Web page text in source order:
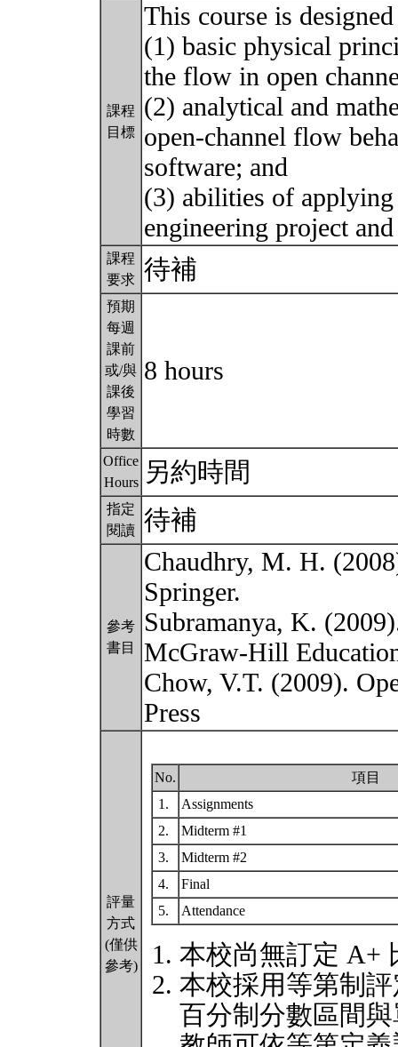
課程
目標
This course is
(1) basic physical
the flow in open
(2) analytical and
open-channel flow
software; and
(3) abilities of
engineering project
課程
要求 待補
預期
每週
課前
或/與
課後
學習
時數
8 hours
Office
Hours
另約時間
指定
閱讀 待補
參考
書目
Chaudhry, M. H.
Springer.
Subramanya, K.
McGraw-Hill
Chow, V.T. (2009).
Press
評量
方式
(僅供
參考)
No.
項目
1.
Assignments
2.
Midterm #1
3.
Midterm #2
4.
Final
5.
Attendance
本校尚無訂定 A+
本校採用等第制
百分制分數區間